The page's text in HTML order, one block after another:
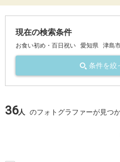
現在の検索条件
お食い初め・百日祝い 愛知県 津島
条件を絞
36人 のフォトグラファーが見つ